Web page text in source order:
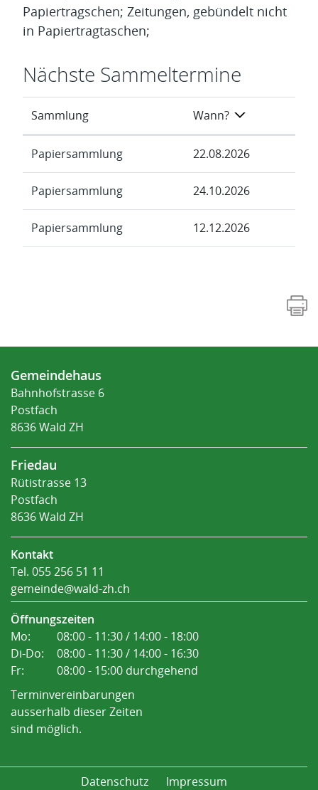
Papiertragschen; Zeitungen, gebündelt nicht
in Papiertragtaschen;
Nächste Sammeltermine
Sammlung Wann?
Papiersammlung 22.08.2026
Papiersammlung 24.10.2026
Papiersammlung 12.12.2026
Fusszeile
Gemeindehaus
Bahnhofstrasse 6
Postfach
8636 Wald ZH
Friedau
Rütistrasse 13
Postfach
8636 Wald ZH
Kontakt
Tel. 055 256 51 11
gemeinde@wald-zh.ch
Öffnungszeiten
Mo:
08:00 - 11:30 / 14:00 - 18:00
Di-Do:
08:00 - 11:30 / 14:00 - 16:30
Fr:
08:00 - 15:00 durchgehend
Terminvereinbarungen
ausserhalb dieser Zeiten
sind möglich.
Datenschutz Impressum